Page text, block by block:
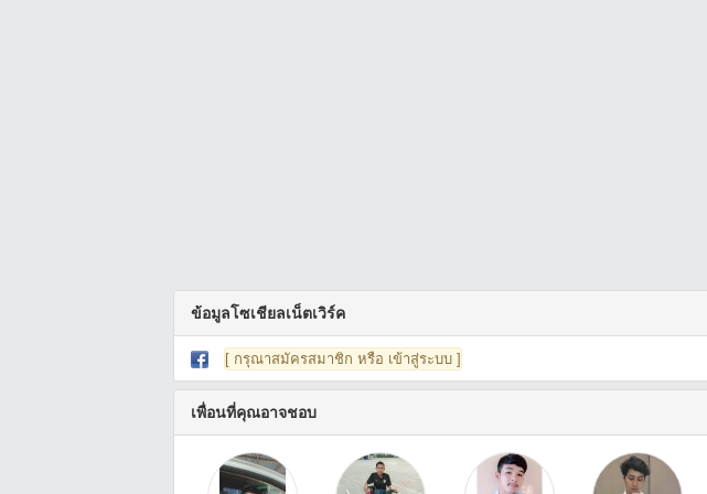
ข้อมูลโซเชียลเน็ตเวิร์ค
[ กรุณาสมัครสมาชิก หรือ เข้าสู่ระบบ ]
เพื่อนที่คุณอาจชอบ